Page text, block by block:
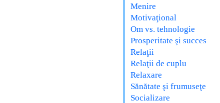
Menire
Motivaţional
Om vs. tehnologie
Prosperitate şi succes
Relaţii
Relaţii de cuplu
Relaxare
Sănătate şi frumuseţe
Socializare